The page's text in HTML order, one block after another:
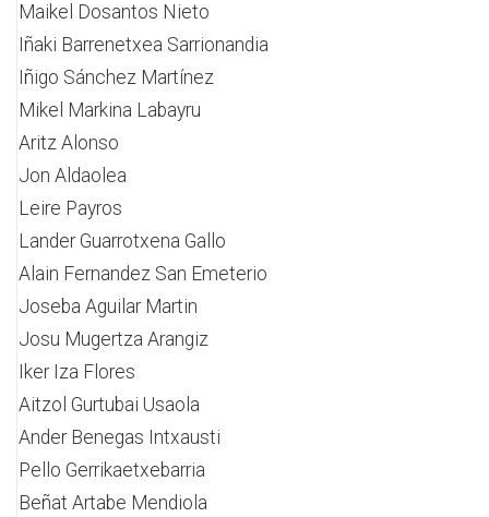
Maikel Dosantos Nieto
Iñaki Barrenetxea Sarrionandia
Iñigo Sánchez Martínez
Mikel Markina Labayru
Aritz Alonso
Jon Aldaolea
Leire Payros
Lander Guarrotxena Gallo
Alain Fernandez San Emeterio
Joseba Aguilar Martin
Josu Mugertza Arangiz
Iker Iza Flores
Aitzol Gurtubai Usaola
Ander Benegas Intxausti
Pello Gerrikaetxebarria
Beñat Artabe Mendiola